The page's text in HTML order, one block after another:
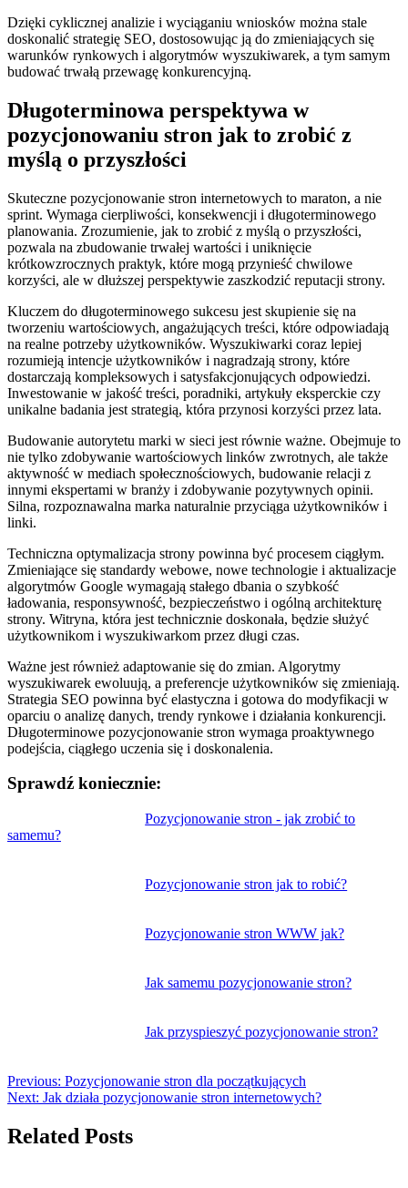
Dzięki cyklicznej analizie i wyciąganiu wniosków można stale
doskonalić strategię SEO, dostosowując ją do zmieniających się
warunków rynkowych i algorytmów wyszukiwarek, a tym samym
budować trwałą przewagę konkurencyjną.
Długoterminowa perspektywa w
pozycjonowaniu stron jak to zrobić z
myślą o przyszłości
Skuteczne pozycjonowanie stron internetowych to maraton, a nie
sprint. Wymaga cierpliwości, konsekwencji i długoterminowego
planowania. Zrozumienie, jak to zrobić z myślą o przyszłości,
pozwala na zbudowanie trwałej wartości i uniknięcie
krótkowzrocznych praktyk, które mogą przynieść chwilowe
korzyści, ale w dłuższej perspektywie zaszkodzić reputacji strony.
Kluczem do długoterminowego sukcesu jest skupienie się na
tworzeniu wartościowych, angażujących treści, które odpowiadają
na realne potrzeby użytkowników. Wyszukiwarki coraz lepiej
rozumieją intencje użytkowników i nagradzają strony, które
dostarczają kompleksowych i satysfakcjonujących odpowiedzi.
Inwestowanie w jakość treści, poradniki, artykuły eksperckie czy
unikalne badania jest strategią, która przynosi korzyści przez lata.
Budowanie autorytetu marki w sieci jest równie ważne. Obejmuje to
nie tylko zdobywanie wartościowych linków zwrotnych, ale także
aktywność w mediach społecznościowych, budowanie relacji z
innymi ekspertami w branży i zdobywanie pozytywnych opinii.
Silna, rozpoznawalna marka naturalnie przyciąga użytkowników i
linki.
Techniczna optymalizacja strony powinna być procesem ciągłym.
Zmieniające się standardy webowe, nowe technologie i aktualizacje
algorytmów Google wymagają stałego dbania o szybkość
ładowania, responsywność, bezpieczeństwo i ogólną architekturę
strony. Witryna, która jest technicznie doskonała, będzie służyć
użytkownikom i wyszukiwarkom przez długi czas.
Ważne jest również adaptowanie się do zmian. Algorytmy
wyszukiwarek ewoluują, a preferencje użytkowników się zmieniają.
Strategia SEO powinna być elastyczna i gotowa do modyfikacji w
oparciu o analizę danych, trendy rynkowe i działania konkurencji.
Długoterminowe pozycjonowanie stron wymaga proaktywnego
podejścia, ciągłego uczenia się i doskonalenia.
Sprawdź koniecznie:
Pozycjonowanie stron - jak zrobić to
samemu?
Pozycjonowanie stron jak to robić?
Pozycjonowanie stron WWW jak?
Jak samemu pozycjonowanie stron?
Jak przyspieszyć pozycjonowanie stron?
wpisu
Previous: Pozycjonowanie stron dla początkujących
Next: Jak działa pozycjonowanie stron internetowych?
Related Posts